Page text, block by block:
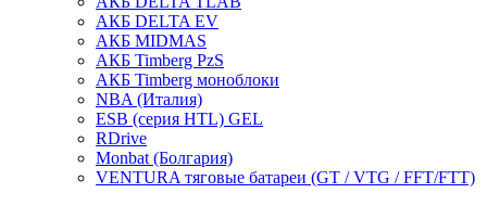
АКБ DELTA EV
АКБ MIDMAS
АКБ Timberg PzS
АКБ Timberg моноблоки
NBA (Италия)
ESB (серия HTL) GEL
RDrive
Monbat (Болгария)
VENTURA тяговые батареи (GT / VTG / FFT/FTT)